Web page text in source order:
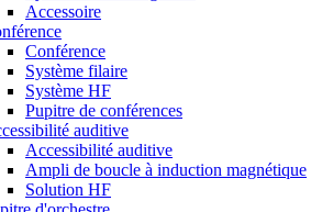
Accessoire
Conférence
Système filaire
Système HF
Pupitre de conférences
auditive
Accessibilité auditive
Ampli de boucle à induction magnétique
Solution HF